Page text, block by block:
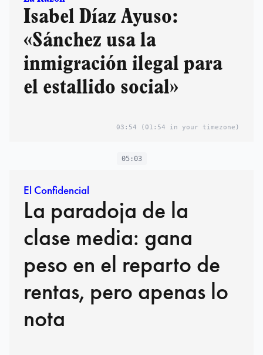
Isabel Díaz Ayuso:
«Sánchez usa la
inmigración ilegal para
el estallido social»
03:54 (01:54 in your timezone)
05:03
El Confidencial
La paradoja de la
clase media: gana
peso en el reparto de
rentas, pero apenas lo
nota